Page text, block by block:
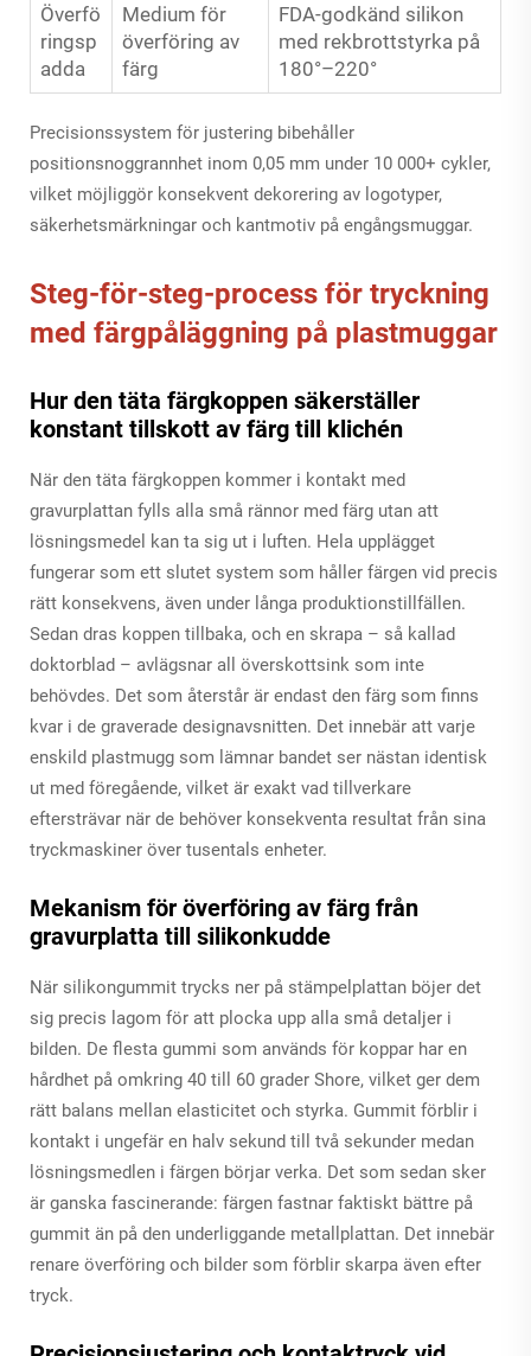
Överfö
ringsp
adda
Medium för
överföring av
färg
FDA-godkänd silikon
med rekbrottstyrka på
180°–220°
Precisionssystem för justering bibehåller
positionsnoggrannhet inom 0,05 mm under 10 000+ cykler,
vilket möjliggör konsekvent dekorering av logotyper,
säkerhetsmärkningar och kantmotiv på engångsmuggar.
Steg-för-steg-process för tryckning
med färgpåläggning på plastmuggar
Hur den täta färgkoppen säkerställer
konstant tillskott av färg till klichén
När den täta färgkoppen kommer i kontakt med
gravurplattan fylls alla små rännor med färg utan att
lösningsmedel kan ta sig ut i luften. Hela upplägget
fungerar som ett slutet system som håller färgen vid precis
rätt konsekvens, även under långa produktionstillfällen.
Sedan dras koppen tillbaka, och en skrapa – så kallad
doktorblad – avlägsnar all överskottsink som inte
behövdes. Det som återstår är endast den färg som finns
kvar i de graverade designavsnitten. Det innebär att varje
enskild plastmugg som lämnar bandet ser nästan identisk
ut med föregående, vilket är exakt vad tillverkare
eftersträvar när de behöver konsekventa resultat från sina
tryckmaskiner över tusentals enheter.
Mekanism för överföring av färg från
gravurplatta till silikonkudde
När silikongummit trycks ner på stämpelplattan böjer det
sig precis lagom för att plocka upp alla små detaljer i
bilden. De flesta gummi som används för koppar har en
hårdhet på omkring 40 till 60 grader Shore, vilket ger dem
rätt balans mellan elasticitet och styrka. Gummit förblir i
kontakt i ungefär en halv sekund till två sekunder medan
lösningsmedlen i färgen börjar verka. Det som sedan sker
är ganska fascinerande: färgen fastnar faktiskt bättre på
gummit än på den underliggande metallplattan. Det innebär
renare överföring och bilder som förblir skarpa även efter
tryck.